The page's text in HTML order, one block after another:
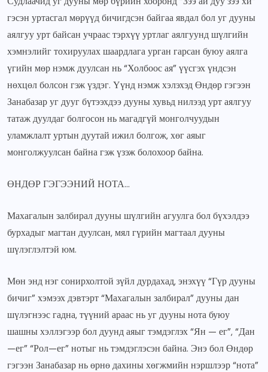
гэсэн уртасгал мөрүүд бичигдсэн байгаа явдал бол уг дууны
аялгуу урт байсан учраас тэрхүү уртлаг аялгуунд шүлгийн
хэмнэлийг тохируулах шаардлага урган гарсан буюу аялга
үгийн мөр нэмж дуулсан нь “Холбоос ая” үүсгэх үндсэн
нөхцөл болсон гэж үздэг. Үүнд нэмж хэлэхэд Өндөр гэгээн
Занабазар уг дууг бүтээхдээ дууны хувьд нилээд урт аялгуу
татаж дуулдаг болгосон нь магадгүй монголчуудын
уламжлалт уртын дуутай ижил болгож, хөг аяыг
монголжуулсан байна гэж үзэж болохоор байна.
ӨНДӨР ГЭГЭЭНИЙ НОТА…
Махагалын залбирал дууны шүлгийн агуулга бол бүхэлдээ
бурхадыг магтан дуулсан, мял гүрийн магтаал дууны
шүлэглэлтэй юм.
Мөн энд нэг сонирхолтой зүйл дурдахад, энэхүү “Гүр дууны
бичиг” хэмээх дэвтэрт “Махагалын залбирал” дууны дан
шүлэгнээс гадна, түүний араас нь уг дууны нота буюу
шашны хэллэгээр бол дуунд аяыг тэмдэглэх “Ян — ег”, “Дан
—ег” “Рол—ег” нотыг нь тэмдэглэсэн байна. Энэ бол Өндөр
гэгээн Занабазар нь өрнө дахины хөгжмийн нэршлээр “нота”